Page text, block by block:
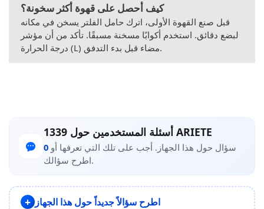
كيف أحصل على قهوة أكثر سخونة؟
قبل صنع القهوة الأولى، اترك حامل الفلتر يسخن في مكانه
لبضع دقائق. استخدم أكوابًا مسخنة مسبقًا. تأكد من أن مؤشر
درجة الحرارة (L) مضاء قبل بدء التدفق.
أسئلة المستخدمين حول 1339 ARIETE
0
اطرح سؤالك.
اطرح سؤالاً جديداً حول هذا الجهاز